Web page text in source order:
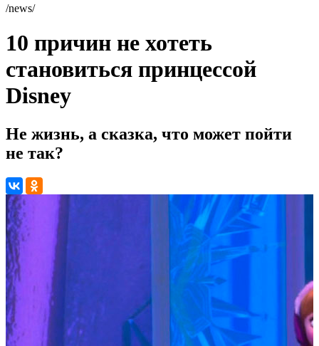
/news/
10 причин не хотеть
становиться принцессой
Disney
Не жизнь, а сказка, что может пойти
не так?